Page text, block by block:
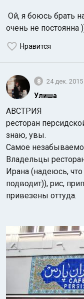
Ой, я боюсь брать
очень не постоянна
Нравится
8 24 дек. 2015
Улиша
АВСТРИЯ
ресторан
знаю, увы.
Самое
Владельцы
Ирана (надеюсь,
подводит)), рис,
привезены оттуда.